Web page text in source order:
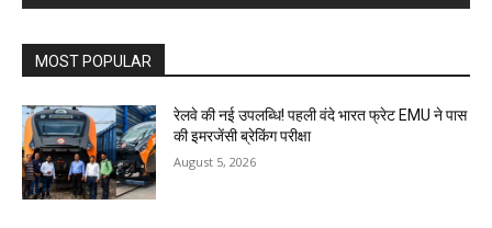
MOST POPULAR
रेलवे की नई उपलब्धि! पहली वंदे भारत फ्रेट EMU ने पास
की इमरजेंसी ब्रेकिंग परीक्षा
August 5, 2026